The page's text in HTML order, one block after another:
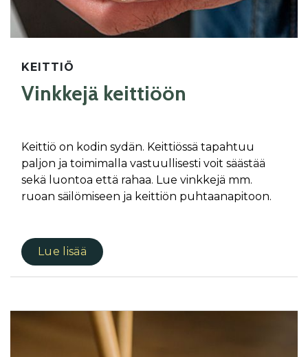
KEITTIÖ
Vinkkejä keittiöön
Keittiö on kodin sydän. Keittiössä tapahtuu
paljon ja toimimalla vastuullisesti voit säästää
sekä luontoa että rahaa. Lue vinkkejä mm.
ruoan säilömiseen ja keittiön puhtaanapitoon.
Lue lisää